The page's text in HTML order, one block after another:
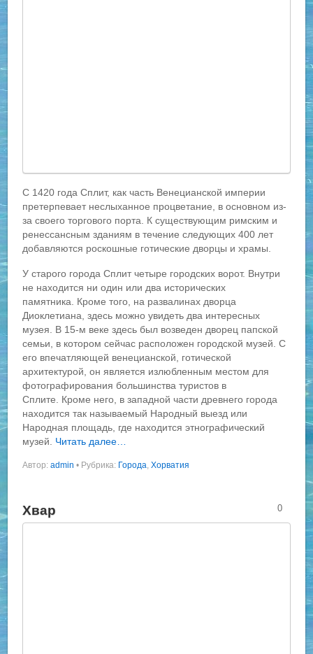
С 1420 года Сплит, как часть Венецианской империи
претерпевает неслыханное процветание, в основном из-
за своего торгового порта. К существующим римским и
ренессансным зданиям в течение следующих 400 лет
добавляются роскошные готические дворцы и храмы.
У старого города Сплит четыре городских ворот. Внутри
не находится ни один или два исторических
памятника. Кроме того, на развалинах дворца
Диоклетиана, здесь можно увидеть два интересных
музея. В 15-м веке здесь был возведен дворец папской
семьи, в котором сейчас расположен городской музей. С
его впечатляющей венецианской, готической
архитектурой, он является излюбленным местом для
фотографирования большинства туристов в
Сплите. Кроме него, в западной части древнего города
находится так называемый Народный выезд или
Народная площадь, где находится этнографический
музей. Читать далее…
Автор:admin • Рубрика: Города,Хорватия
Хвар 0